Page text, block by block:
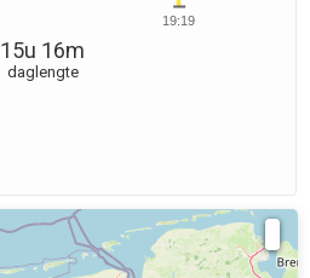
19:19
15u 16m
daglengte